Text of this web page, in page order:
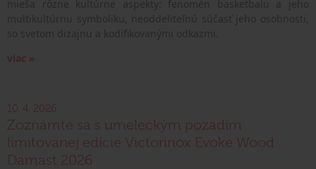
viac »
10. 4. 2026
Zoznámte sa s umeleckým pozadím
limitovanej edície Victorinox Evoke Wood
Damast 2026